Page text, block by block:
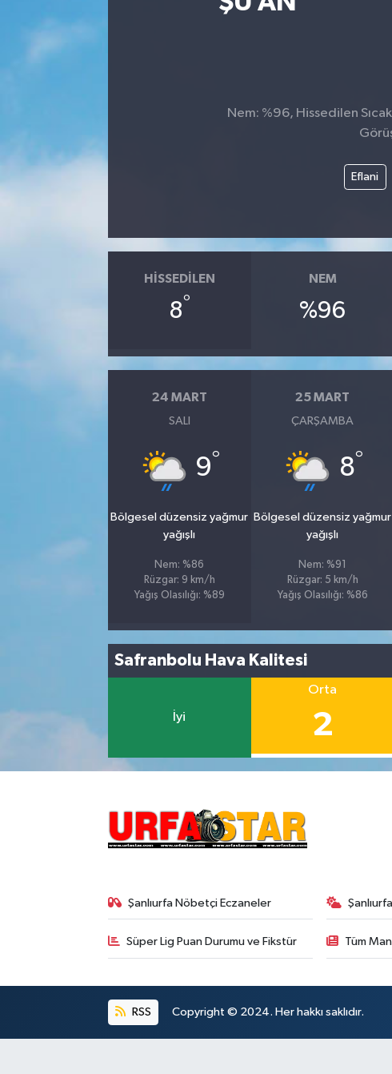
Nem: %96, Hissedilen
Eflani
HISSEDILEN
8°
NEM
%96
24 MART
SALI
9°
Bölgesel düzensiz yağmur
yağışlı
Nem: %86
Rüzgar: 9 km/h
Yağış Olasılığı: %89
25 MART
ÇARŞAMBA
8°
Bölgesel düzensiz yağmur
yağışlı
Nem: %91
Rüzgar: 5 km/h
Yağış Olasılığı: %86
Safranbolu Hava Kalitesi
İyi
Orta
2
Şanlıurfa Nöbetçi Eczaneler
Süper Lig Puan Durumu ve Fikstür Tüm
RSS Copyright © 2024. Her hakkı saklıdır.